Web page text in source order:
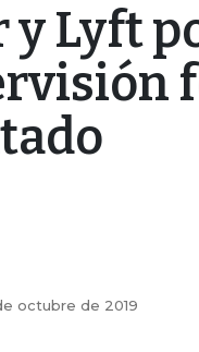
y Lyft
octubre de 2019